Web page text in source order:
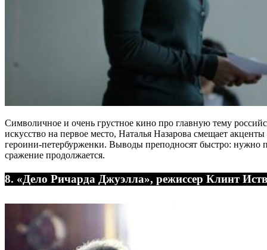
Символичное и очень грустное кино про главную тему
искусство на первое место, Наталья Назарова смещает
героини-петербурженки. Выводы преподносят быстро: нужно
сражение продолжается.
8. «Дело Ричарда Джуэлла», режиссер Клинт